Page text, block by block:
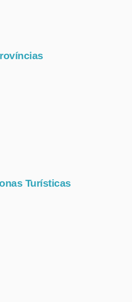
Turísticas